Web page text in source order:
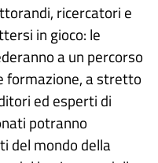
ricercatori e
in gioco: le
a un percorso
formazione, a stretto
ed esperti di
potranno
del mondo della